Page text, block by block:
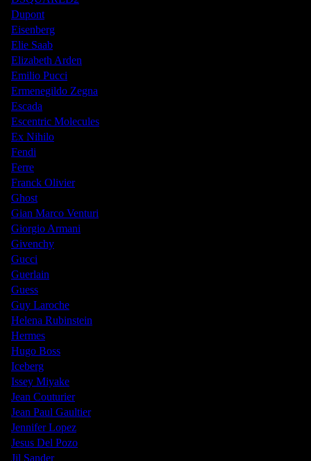
Dupont
Eisenberg
Elie Saab
Elizabeth Arden
Emilio Pucci
Ermenegildo Zegna
Escada
Escentric Molecules
Ex Nihilo
Fendi
Ferre
Franck Olivier
Ghost
Gian Marco Venturi
Giorgio Armani
Givenchy
Gucci
Guerlain
Guess
Guy Laroche
Helena Rubinstein
Hermes
Hugo Boss
Iceberg
Issey Miyake
Jean Couturier
Jean Paul Gaultier
Jennifer Lopez
Jesus Del Pozo
Jil Sander